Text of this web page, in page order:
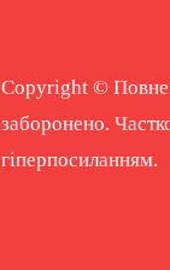
Copyright © Повне
заборонено.
гіперпосиланням.